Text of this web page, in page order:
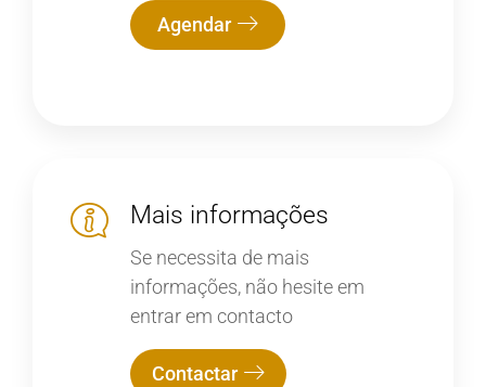
Agendar
Mais informações
Se necessita de mais
informações, não hesite em
entrar em contacto
Contactar